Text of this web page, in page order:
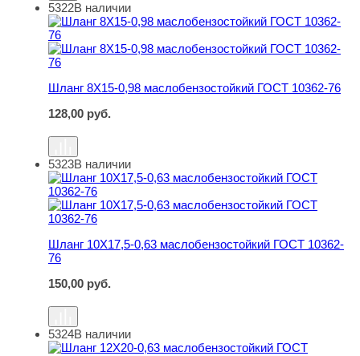
Шланг 8Х15-0,98 маслобензостойкий ГОСТ 10362-76
5322В наличии
Шланг 8Х15-0,98 маслобензостойкий ГОСТ 10362-76
128,00 руб.
Шланг 10Х17,5-0,63 маслобензостойкий ГОСТ 10362-76
5323В наличии
Шланг 10Х17,5-0,63 маслобензостойкий ГОСТ 10362-
76
150,00 руб.
Шланг 12Х20-0,63 маслобензостойкий ГОСТ 10362-76
5324В наличии